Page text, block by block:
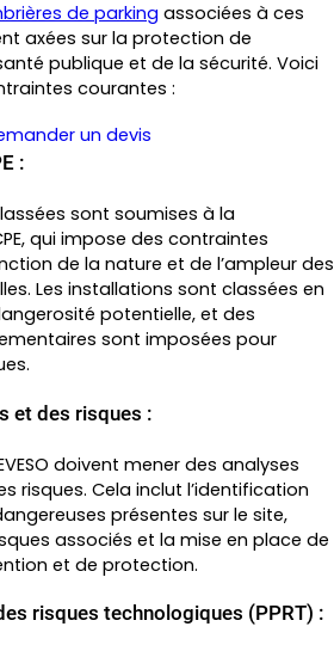
de parking associées à ces
axées sur la protection de
publique et de la sécurité. Voici
courantes :
un devis
:
sont soumises à la
qui impose des contraintes
de la nature et de l’ampleur des
Les installations sont classées en
potentielle, et des
sont imposées pour
et des risques :
doivent mener des analyses
risques. Cela inclut l’identification
présentes sur le site,
associés et la mise en place de
et de protection.
risques technologiques (PPRT) :